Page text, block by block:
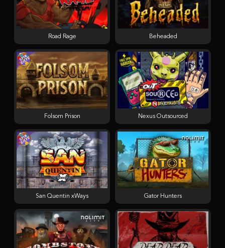
Beheaded
Nexus Outsourced
Gator Hunters
Folsom Prison
Road Rage
San Quentin xWays